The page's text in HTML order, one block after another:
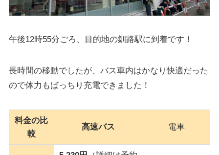
午後12時55分ごろ、目的地の釧路駅に到着です！
長時間の移動でしたが、バス車内はかなり快適だった
ので体力もばっちり充電できました！
料金の比
較
高速バス 電車